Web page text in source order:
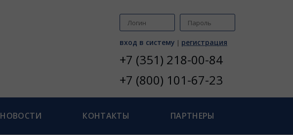
вход в систему | регистрация
+7 (351) 218-00-84
+7 (800) 101-67-23
НОВОСТИ КОНТАКТЫ ПАРТНЕРЫ